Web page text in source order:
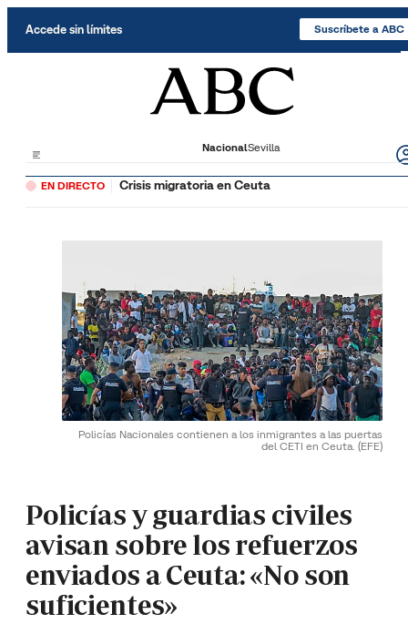
Accede sin límites Suscríbete a ABC
NacionalSevilla
EN DIRECTO Crisis migratoria en Ceuta
Policías Nacionales contienen a los inmigrantes a las puertas
del CETI en Ceuta. (EFE)
Policías y guardias civiles
avisan sobre los refuerzos
enviados a Ceuta: «No son
suficientes»